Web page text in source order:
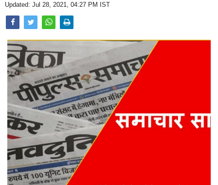
Farm & Food
Health & Lifestyle
Photo Gallery
Home
Updated: Jul 28, 2021, 04:27 PM IST